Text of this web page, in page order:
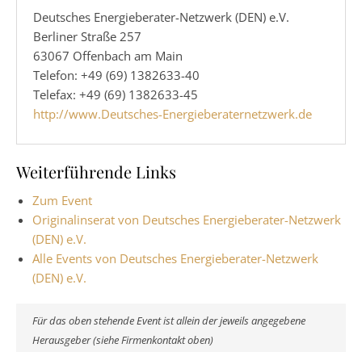
Deutsches Energieberater-Netzwerk (DEN) e.V.
Berliner Straße 257
63067 Offenbach am Main
Telefon: +49 (69) 1382633-40
Telefax: +49 (69) 1382633-45
http://www.Deutsches-Energieberaternetzwerk.de
Weiterführende Links
Zum Event
Originalinserat von Deutsches Energieberater-Netzwerk
(DEN) e.V.
Alle Events von Deutsches Energieberater-Netzwerk
(DEN) e.V.
Für das oben stehende Event ist allein der jeweils angegebene
Herausgeber (siehe Firmenkontakt oben)